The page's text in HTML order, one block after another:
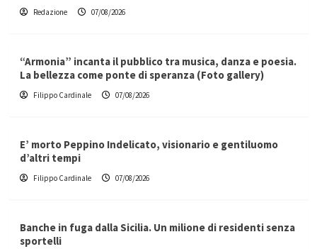
Redazione 07/08/2026
“Armonia” incanta il pubblico tra musica, danza e poesia.
La bellezza come ponte di speranza (Foto gallery)
Filippo Cardinale 07/08/2026
E’ morto Peppino Indelicato, visionario e gentiluomo
d’altri tempi
Filippo Cardinale 07/08/2026
Banche in fuga dalla Sicilia. Un milione di residenti senza
sportelli